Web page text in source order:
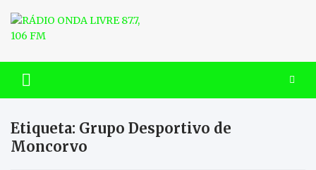
content
RÁDIO ONDA LIVRE 87.7, 106
FM
Etiqueta: Grupo Desportivo de
Moncorvo